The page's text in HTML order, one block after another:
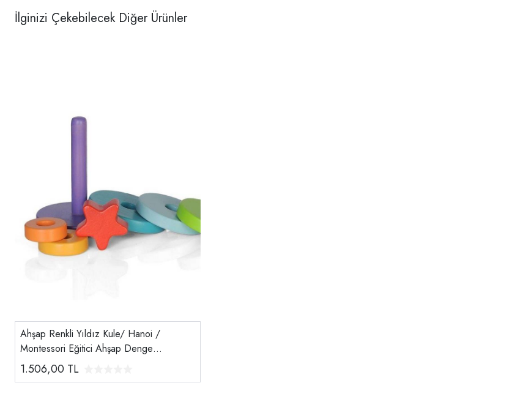
İlginizi Çekebilecek Diğer Ürünler
Ahşap Renkli Yıldız Kule/ Hanoi /
Montessori Eğitici Ahşap Denge
Oyuncağı Doğal El Yapımı Ahşap Blok
1.506,00 TL